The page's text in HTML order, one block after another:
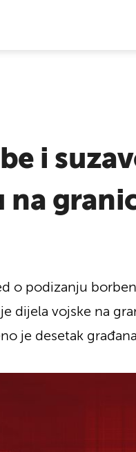
i
na
o podizanju
dijela vojske na
je desetak